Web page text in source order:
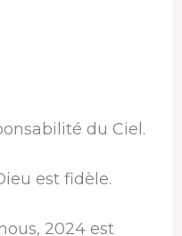
du Ciel.
est fidèle.
2024 est